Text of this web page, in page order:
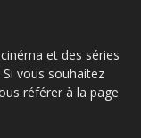
et des séries
vous souhaitez
référer à la page